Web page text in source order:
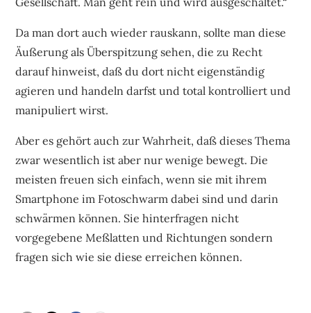
Da man dort auch wieder rauskann, sollte man diese
Äußerung als Überspitzung sehen, die zu Recht
darauf hinweist, daß du dort nicht eigenständig
agieren und handeln darfst und total kontrolliert und
manipuliert wirst.
Aber es gehört auch zur Wahrheit, daß dieses Thema
zwar wesentlich ist aber nur wenige bewegt. Die
meisten freuen sich einfach, wenn sie mit ihrem
Smartphone im Fotoschwarm dabei sind und darin
schwärmen können. Sie hinterfragen nicht
vorgegebene Meßlatten und Richtungen sondern
fragen sich wie sie diese erreichen können.